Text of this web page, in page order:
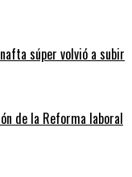
súper volvió a subir
de la Reforma laboral